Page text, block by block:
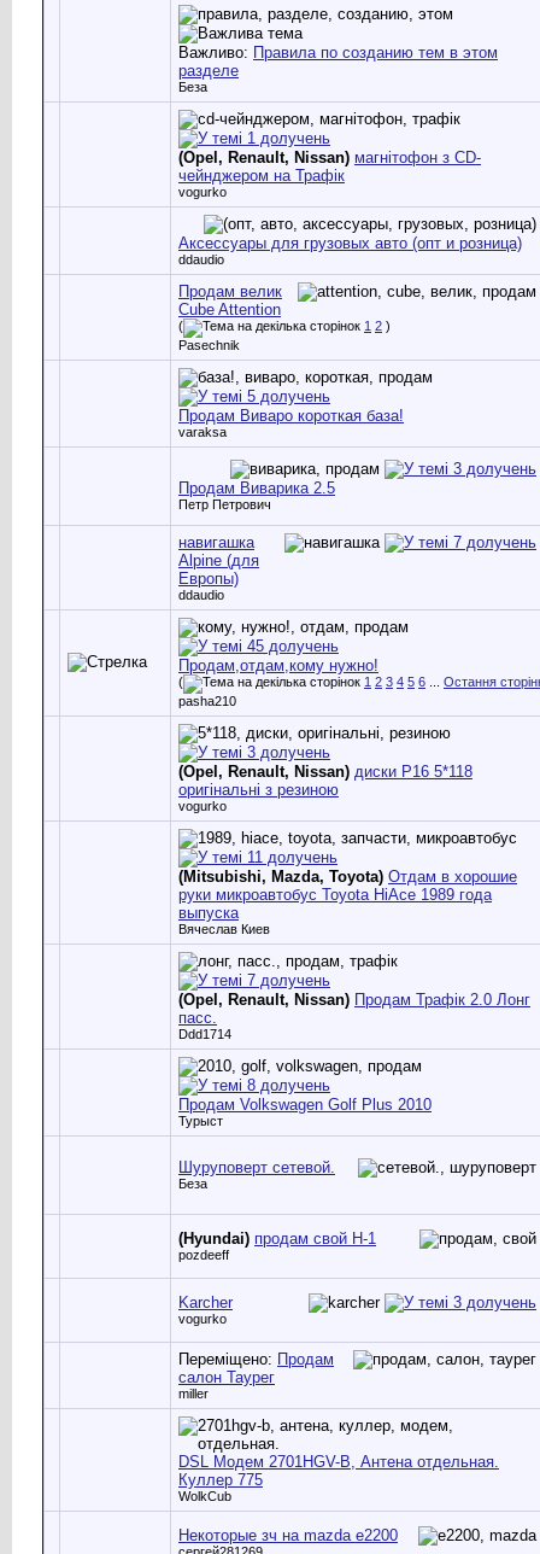
Важливо: Правила по созданию тем в этом
разделе
Беза
(Opel, Renault, Nissan) магнітофон з CD-
чейнджером на Трафік
vogurko
Аксессуары для грузовых авто (опт и розница)
ddaudio
Продам велик
Cube Attention
( 1 2 )
Pasechnik
Продам Виваро короткая база!
varaksa
Продам Виварика 2.5
Петр Петрович
навигашка
Alpine (для
Европы)
ddaudio
Продам,отдам,кому нужно!
( 1 2 3 4 5 6
Остання
pasha210
(Opel, Renault, Nissan) диски Р16 5*118
оригінальні з резиною
vogurko
(Mitsubishi, Mazda, Toyota) Отдам в хорошие
руки микроавтобус Toyota HiAce 1989 года
выпуска
Вячеслав Киев
(Opel, Renault, Nissan) Продам Трафік 2.0 Лонг
пасс.
Ddd1714
Продам Volkswagen Golf Plus 2010
Турыст
Шуруповерт сетевой.
Беза
(Hyundai) продам свой Н-1
pozdeeff
Karcher
vogurko
Переміщено: Продам
салон Таурег
miller
DSL Модем 2701HGV-B, Антена отдельная.
Куллер 775
WolkCub
Некоторые зч на mazda e2200